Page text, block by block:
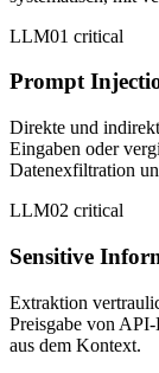
LLM01 critical
Prompt
Direkte und
Eingaben oder
Datenexfiltration
LLM02 critical
Sensitive
Extraktion
Preisgabe von
aus dem Kontext.